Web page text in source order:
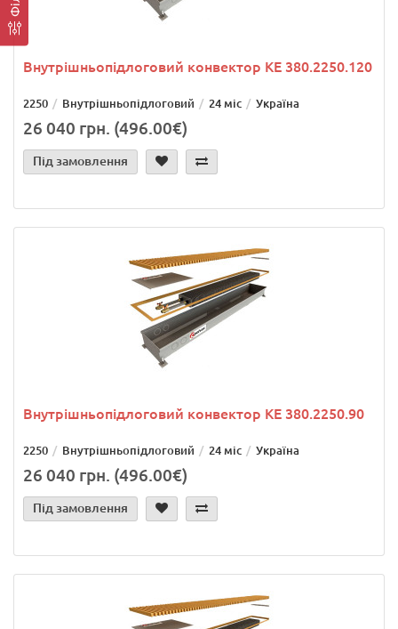
Внутрішньопідлоговий конвектор KE 380.2250.120
2250 Внутрішньопідлоговий 24 міс Україна
26 040 грн. (496.00€)
Під замовлення
Внутрішньопідлоговий конвектор KE 380.2250.90
2250 Внутрішньопідлоговий 24 міс Україна
26 040 грн. (496.00€)
Під замовлення